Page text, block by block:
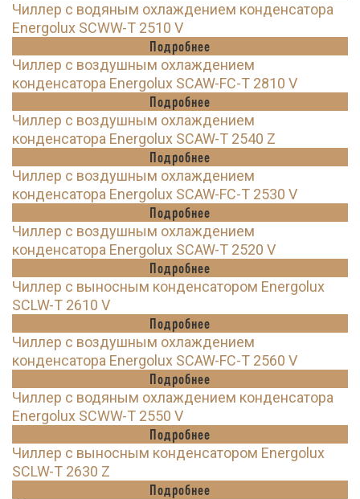
Чиллер с водяным охлаждением конденсатора
Energolux SCWW-T 2510 V
Подробнее
Чиллер с воздушным охлаждением
конденсатора Energolux SCAW-FC-T 2810 V
Подробнее
Чиллер с воздушным охлаждением
конденсатора Energolux SCAW-T 2540 Z
Подробнее
Чиллер с воздушным охлаждением
конденсатора Energolux SCAW-FC-T 2530 V
Подробнее
Чиллер с воздушным охлаждением
конденсатора Energolux SCAW-T 2520 V
Подробнее
Чиллер с выносным конденсатором Energolux
SCLW-T 2610 V
Подробнее
Чиллер с воздушным охлаждением
конденсатора Energolux SCAW-FC-T 2560 V
Подробнее
Чиллер с водяным охлаждением конденсатора
Energolux SCWW-T 2550 V
Подробнее
Чиллер с выносным конденсатором Energolux
SCLW-T 2630 Z
Подробнее